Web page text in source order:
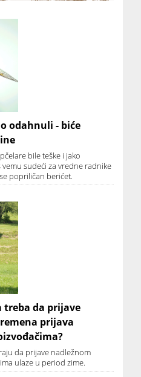
odahnuli - biće
bile teške i jako
sudeći za vredne radnike
popriličan berićet.
treba da prijave
prijava
da prijave nadležnom
ulaze u period zime.